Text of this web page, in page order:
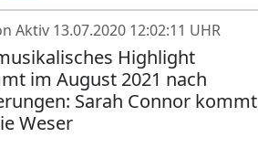
Aktiv 13.07.2020 12:02:11 UHR
Highlight
im August 2021 nach
Sarah Connor kommt
Weser